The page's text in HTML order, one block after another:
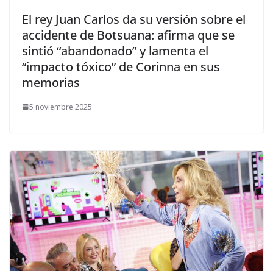
​El rey Juan Carlos da su versión sobre el
accidente de Botsuana: afirma que se
sintió “abandonado” y lamenta el
“impacto tóxico” de Corinna en sus
memorias
5 noviembre 2025